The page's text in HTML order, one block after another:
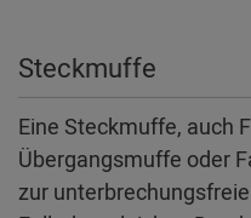
Steckmuffe
Eine Steckmuffe, auch
Übergangsmuffe oder
zur